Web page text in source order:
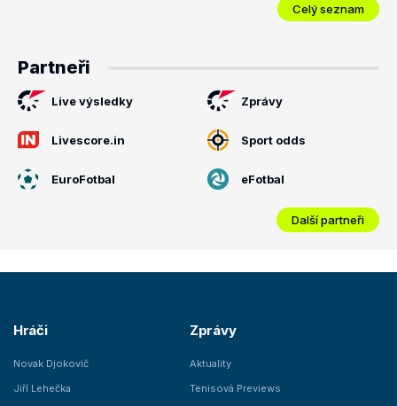
Celý seznam
Partneři
Live výsledky Zprávy
Livescore.in Sport odds
EuroFotbal eFotbal
Další partneři
Hráči
Novak Djokovič
Jiří Lehečka
Zprávy
Aktuality
Tenisová Previews